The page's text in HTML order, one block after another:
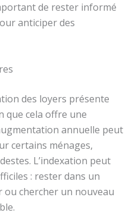
de rester informé
anticiper des
des loyers présente
que cela offre une
annuelle peut
certains ménages,
L’indexation peut
: rester dans un
chercher un nouveau